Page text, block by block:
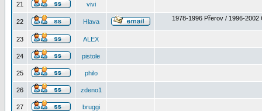
21 vivi
22 Hlava 1978-1996 Přerov / 1996-2002
23 ALEX
24 pistole
25 philo
26 zdeno1
27 bruggi